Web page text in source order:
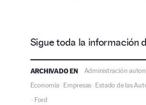
Sigue toda la información
ARCHIVADO EN Administración
Economía· Empresas ·Estado de las
· Ford